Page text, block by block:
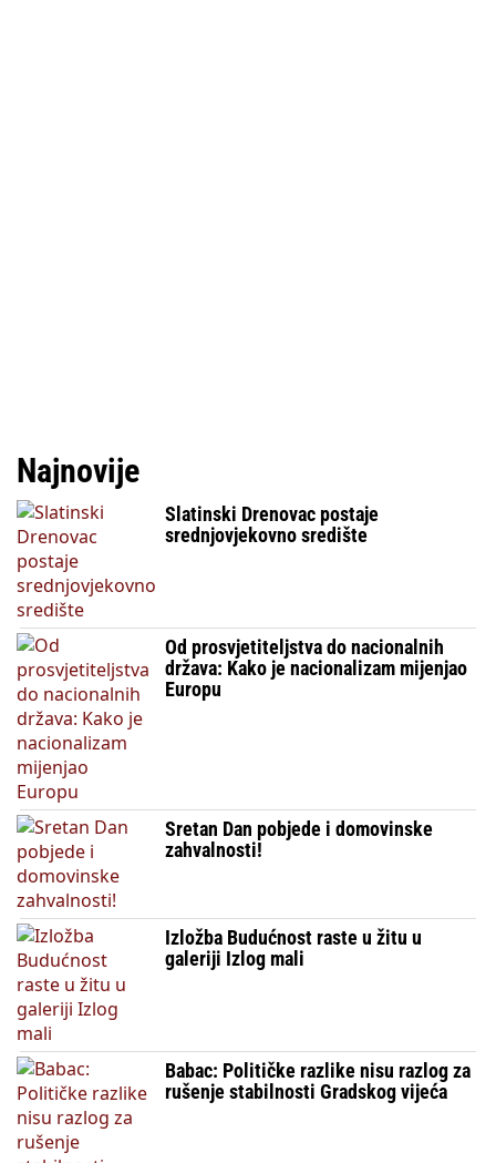
Najnovije
Slatinski Drenovac postaje
srednjovjekovno središte
Od prosvjetiteljstva do nacionalnih
država: Kako je nacionalizam mijenjao
Europu
Sretan Dan pobjede i domovinske
zahvalnosti!
Izložba Budućnost raste u žitu u
galeriji Izlog mali
Babac: Političke razlike nisu razlog za
rušenje stabilnosti Gradskog vijeća